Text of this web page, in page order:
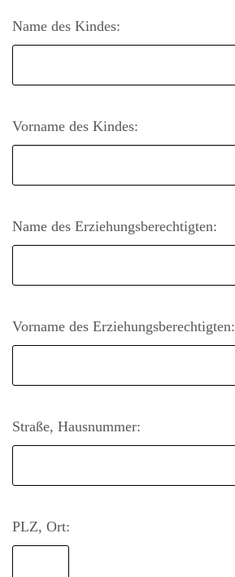
Name des Kindes:
Vorname des Kindes:
Name des Erziehungsberechtigten:
Vorname des Erziehungsberechtigten:
Straße, Hausnummer:
PLZ, Ort: